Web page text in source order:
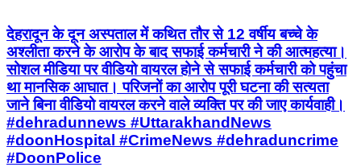
देहरादून के दून अस्पताल में कथित तौर से 12 वर्षीय बच्चे के
अश्लीता करने के आरोप के बाद सफाई कर्मचारी ने की आत्महत्या।
सोशल मीडिया पर वीडियो वायरल होने से सफाई कर्मचारी को पहुंचा
था मानसिक आघात। परिजनों का आरोप पूरी घटना की सत्यता
जाने बिना वीडियो वायरल करने वाले व्यक्ति पर की जाए कार्यवाही।
#dehradunnews #UttarakhandNews
#doonHospital #CrimeNews #dehraduncrime
#DoonPolice